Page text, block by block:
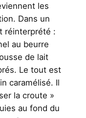
les
Dans un
réinterprété :
au beurre
de lait
Le tout est
caramélisé. Il
la croute »
au fond du